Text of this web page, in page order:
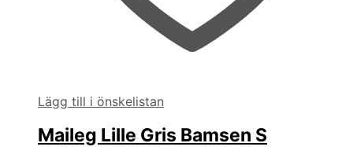
Lägg till i önskelistan
Maileg Lille Gris Bamsen S